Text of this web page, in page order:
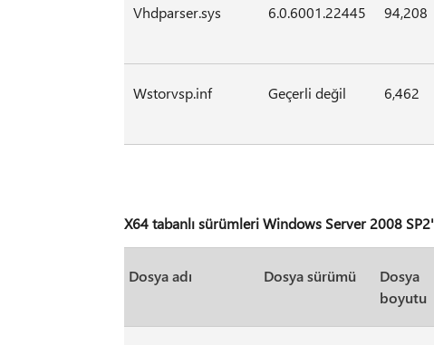
Vhdparser.sys 6.0.6001.22445 94,208
Wstorvsp.inf Geçerli değil 6,462
X64 tabanlı sürümleri Windows Server 2008
Dosya adı Dosya sürümü
Dosya
boyutu